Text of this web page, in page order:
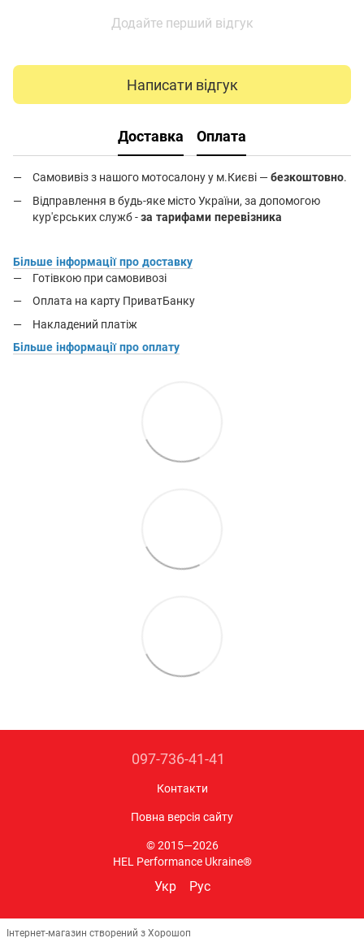
Додайте перший відгук
Написати відгук
Доставка Оплата
Самовивіз з нашого мотосалону у м.Києві —безкоштовно.
Відправлення в будь-яке місто України, за допомогою
кур'єрських служб -за тарифами перевізника
Більше інформації про доставку
Готівкою при самовивозі
Оплата на карту ПриватБанку
Накладений платіж
Більше інформації про оплату
097-736-41-41
Контакти
Повна версія сайту
© 2015—2026
HEL Performance Ukraine®
Укр Рус
Інтернет-магазин створений з Хорошоп